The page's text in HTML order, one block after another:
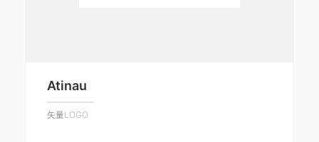
Atinau
矢量LOGO